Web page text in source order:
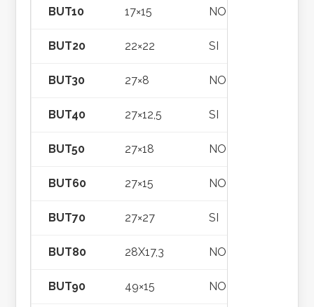
BUT10 17×15 NO
BUT20 22×22 SI
BUT30 27×8 NO
BUT40 27×12,5 SI
BUT50 27×18 NO
BUT60 27×15 NO
BUT70 27×27 SI
BUT80 28X17,3 NO
BUT90 49×15 NO